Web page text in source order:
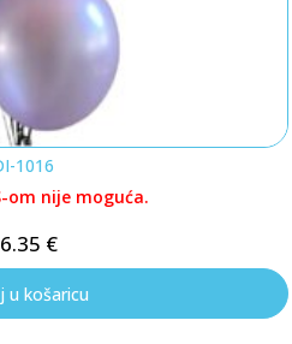
1016
om nije moguća.
€
u košaricu